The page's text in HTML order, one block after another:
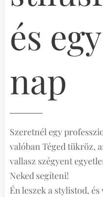
és
nap
Szeretnél egy
valóban Téged tükröz,
vallasz szégyent
Neked segíteni!
Én leszek a stylistod,